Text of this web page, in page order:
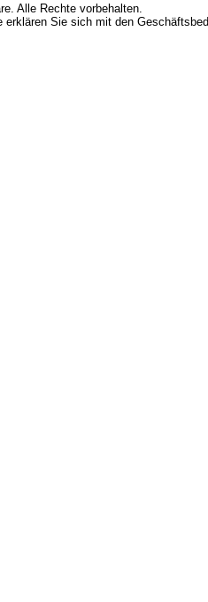
Alle Rechte vorbehalten.
erklären Sie sich mit den